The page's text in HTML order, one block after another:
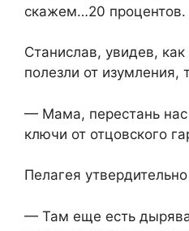
скажем…20 процентов.
Станислав, увидев,
полезли от изумления,
— Мама, перестань нас
ключи от отцовского
Пелагея
— Там еще есть